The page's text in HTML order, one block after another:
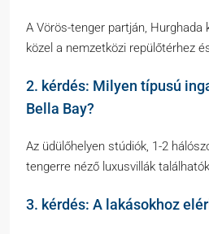
A Vörös-tenger partján, Hurghada
közel a nemzetközi repülőtérhez
2. kérdés: Milyen típusú
Bella Bay?
Az üdülőhelyen stúdiók, 1-2
tengerre néző luxusvillák
3. kérdés: A lakásokhoz